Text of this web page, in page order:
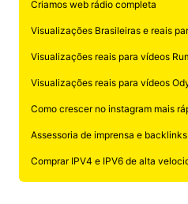
Criamos web rádio completa
Visualizações Brasileiras e reais
Visualizações reais para vídeos
Visualizações reais para vídeos
Como crescer no instagram mais
Assessoria de imprensa e backlinks
Comprar IPV4 e IPV6 de alta